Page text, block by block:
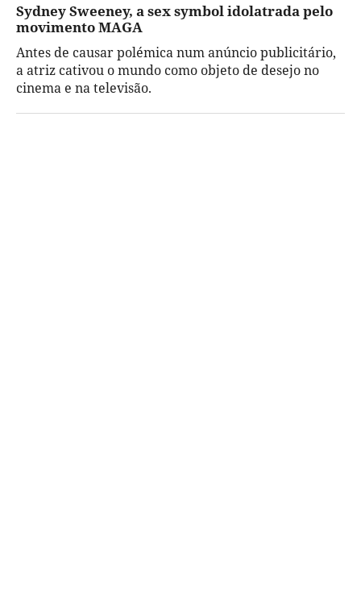
Sydney Sweeney, a sex symbol idolatrada pelo
movimento MAGA
Antes de causar polémica num anúncio publicitário,
a atriz cativou o mundo como objeto de desejo no
cinema e na televisão.